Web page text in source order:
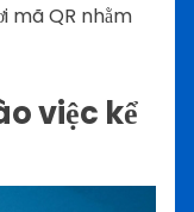
mã QR nhằm
việc kể